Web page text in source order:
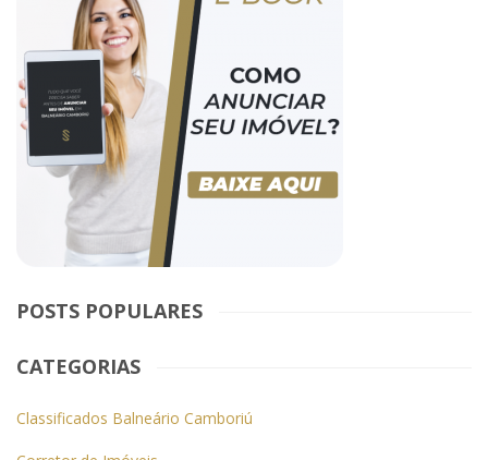
POSTS POPULARES
CATEGORIAS
Classificados Balneário Camboriú